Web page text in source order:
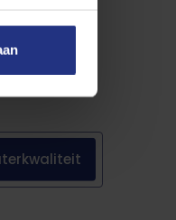
de